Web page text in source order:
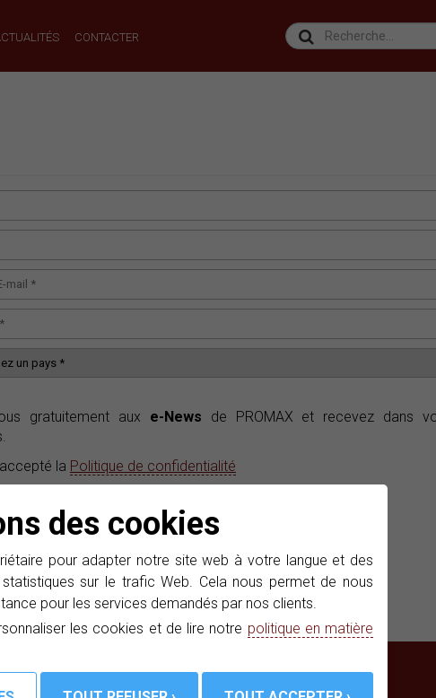
des cookies
pour adapter notre site web à votre langue et des
sur le trafic Web. Cela nous permet de nous
pour les services demandés par nos clients.
les cookies et de lire notre politique en matière
CONTACTER
gratuitement aux e-News de PROMAX et recevez dans
la Politique de confidentialité